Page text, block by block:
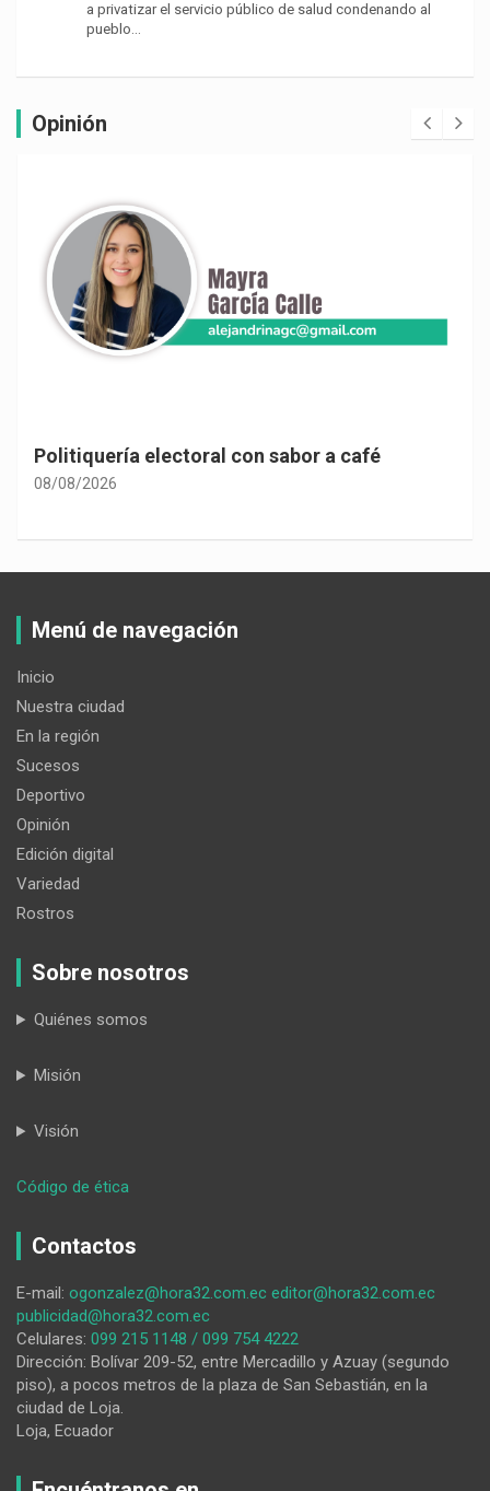
a privatizar el servicio público de salud condenando al
pueblo…
Opinión
Politiquería electoral con sabor a café
08/08/2026
Menú de navegación
Inicio
Nuestra ciudad
En la región
Sucesos
Deportivo
Opinión
Edición digital
Variedad
Rostros
Sobre nosotros
Quiénes somos
Misión
Visión
Código de ética
revés
ocurrió
por
la
vía
a
por
Contactos
E-mail: ogonzalez@hora32.com.ec editor@hora32.com.ec
publicidad@hora32.com.ec
Celulares: 099 215 1148 / 099 754 4222
Dirección: Bolívar 209-52, entre Mercadillo y Azuay (segundo
piso), a pocos metros de la plaza de San Sebastián, en la
ciudad de Loja.
Loja, Ecuador